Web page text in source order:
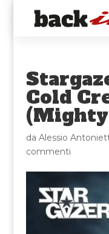
Cold
da Alessio
commenti